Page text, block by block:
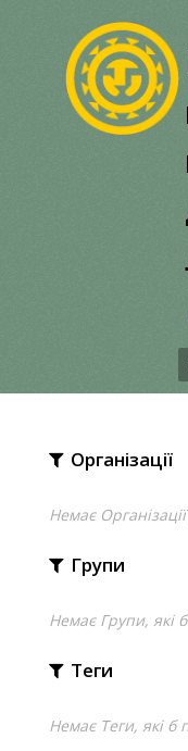
Організації
Немає
Групи
Немає Групи, які
Теги
Немає Теги, які б